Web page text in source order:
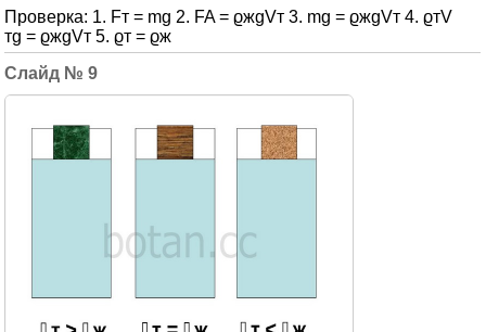
Проверка: 1. Fт = mg 2. FA = ϱжgVт 3. mg = ϱжgVт 4. ϱтV
тg = ϱжgVт 5. ϱт = ϱж
9